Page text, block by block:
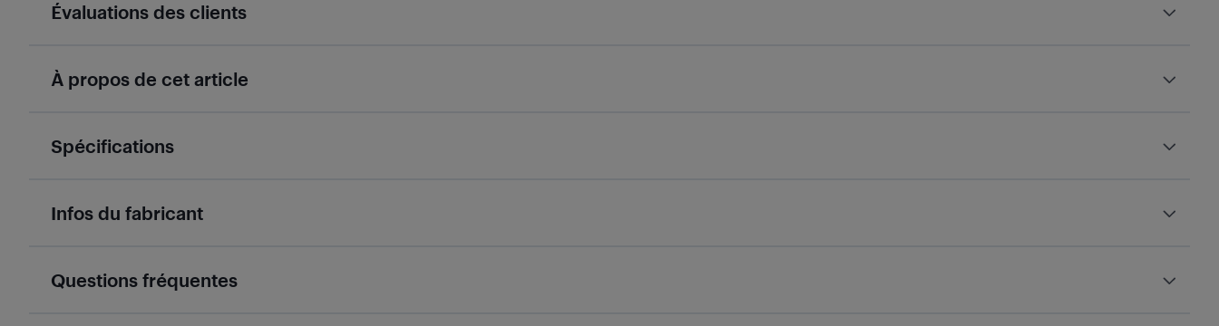
Évaluations des clients
À propos de cet article
Spécifications
Infos du fabricant
Questions fréquentes